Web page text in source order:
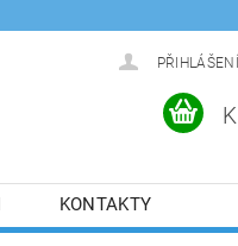
PŘIHLÁŠENÍ
KONTAKTY